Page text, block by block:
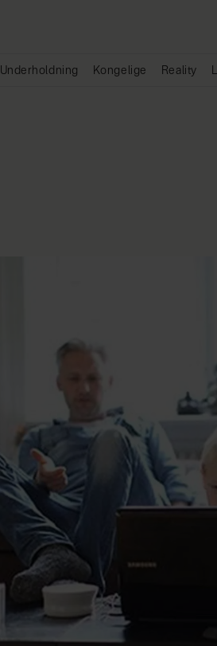
Underholdning Kongelige Reality